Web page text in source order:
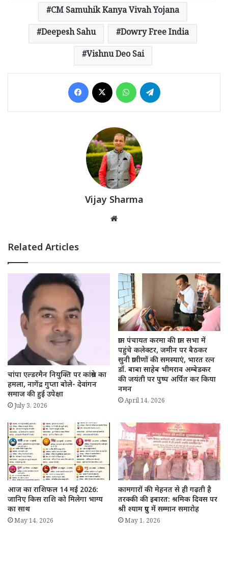
CM Samuhik Kanya Vivah Yojana
Deepesh Sahu
Dowry Free India
Vishnu Deo Sai
Facebook WhatsApp
Vijay Sharma
Related Articles
चांपा एल्डरमैन नियुक्ति पर कांग्रेस का
हमला, नागेंद्र गुप्ता बोले- देवांगन
समाज की हुई उपेक्षा
July 3, 2026
ग्राम पंचायत करमा की ग्राम सभा में
पहुंचे कलेक्टर, जमीन पर बैठकर
सुनी ग्रामीणों की समस्याएं, भारत रत्न
डॉ. बाबा साहेब भीमराव अम्बेडकर
की जयंती पर पुष्प अर्पित कर किया
नमन
April 14, 2026
आज का राशिफल 14 मई 2026:
जानिए किस राशि को मिलेगा भाग्य
का साथ
May 14, 2026
कामगारों की मेहनत से ही गढ़ती है
तरक्की की इबारत: श्रमिक दिवस पर
श्री श्याम ग्रुप में सम्मान समारोह
May 1, 2026